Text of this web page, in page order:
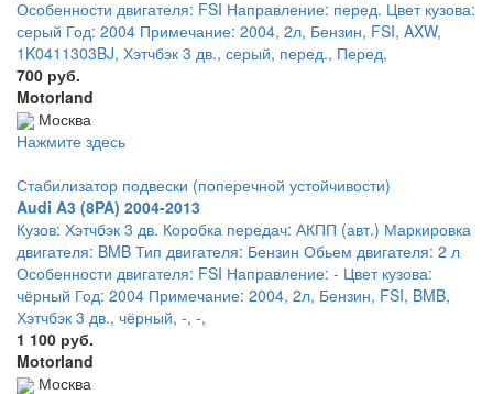
Особенности двигателя: FSI Направление: перед. Цвет кузова:
серый Год: 2004 Примечание: 2004, 2л, Бензин, FSI, AXW,
1K0411303BJ, Хэтчбэк 3 дв., серый, перед., Перед,
700 руб.
Motorland
Москва
Нажмите здесь
Стабилизатор подвески (поперечной устойчивости)
Audi A3 (8PA) 2004-2013
Кузов: Хэтчбэк 3 дв. Коробка передач: АКПП (авт.) Маркировка
двигателя: BMB Тип двигателя: Бензин Обьем двигателя: 2 л
Особенности двигателя: FSI Направление: - Цвет кузова:
чёрный Год: 2004 Примечание: 2004, 2л, Бензин, FSI, BMB,
Хэтчбэк 3 дв., чёрный, -, -,
1 100 руб.
Motorland
Москва